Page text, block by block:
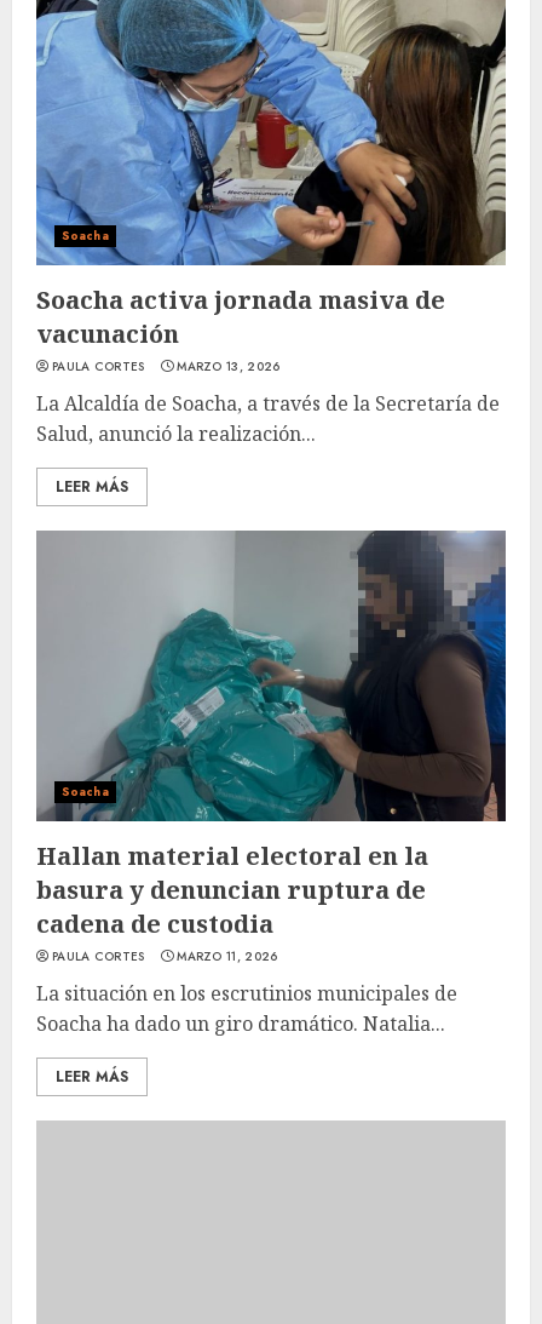
Soacha
Soacha activa jornada masiva de
vacunación
PAULA CORTES MARZO 13, 2026
La Alcaldía de Soacha, a través de la Secretaría de
Salud, anunció la realización...
LEER MÁS
Soacha
Hallan material electoral en la
basura y denuncian ruptura de
cadena de custodia
PAULA CORTES MARZO 11, 2026
La situación en los escrutinios municipales de
Soacha ha dado un giro dramático. Natalia...
LEER MÁS